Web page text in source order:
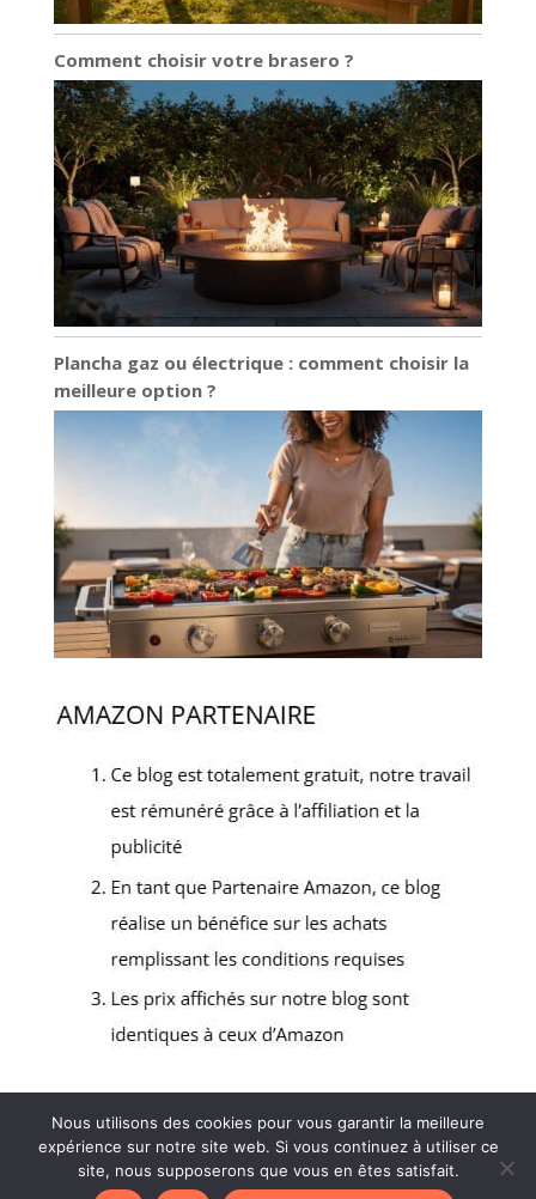
Comment choisir votre brasero ?
Plancha gaz ou électrique : comment choisir la
meilleure option ?
2022 - Tous droits réservés - Matériel Resto -
Mentions Légales-Politique de confidentialité
Nous utilisons des cookies pour vous garantir la meilleure
expérience sur notre site web. Si vous continuez à utiliser ce
site, nous supposerons que vous en êtes satisfait.